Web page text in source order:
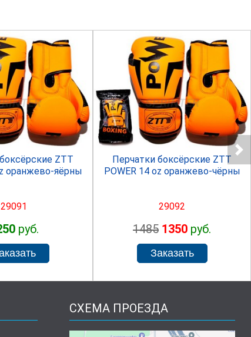
ZTT
оранжево-яёрны
29091
руб.
SPRINTER
Перчатки боксёрские ZTT
POWER 14 oz оранжево-чёрны
29092
1485 1350 руб.
СХЕМА ПРОЕЗДА